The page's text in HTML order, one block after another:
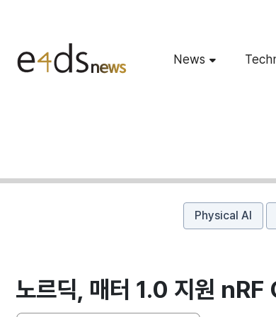
News
Physical AI
노르딕, 매터 1.0 지원